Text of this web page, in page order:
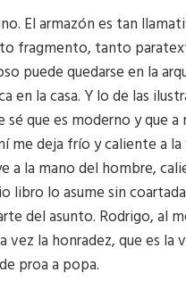
El armazón es tan
fragmento, tanto
puede quedarse en la
en la casa. Y lo de las
sé que es moderno y que a
me deja frío y caliente a
a la mano del hombre,
libro lo asume sin
del asunto. Rodrigo, al
vez la honradez, que es la
proa a popa.